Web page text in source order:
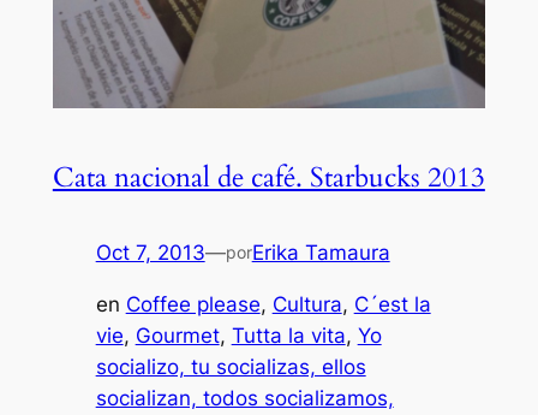
Cata nacional de café. Starbucks 2013
Oct 7, 2013—porErika Tamaura
en Coffee please, Cultura, C´est la
vie, Gourmet, Tutta la vita, Yo
socializo, tu socializas, ellos
socializan, todos socializamos,